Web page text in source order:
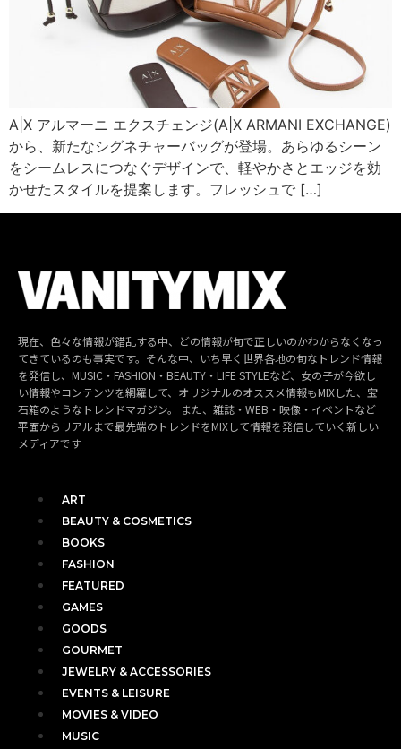
A|X アルマーニ エクスチェンジ(A|X ARMANI EXCHANGE)
から、新たなシグネチャーバッグが登場。あらゆるシーン
をシームレスにつなぐデザインで、軽やかさとエッジを効
かせたスタイルを提案します。フレッシュで […]
現在、色々な情報が錯乱する中、どの情報が旬で正しいのかわからなくなっ
てきているのも事実です。そんな中、いち早く世界各地の旬なトレンド情報
を発信し、MUSIC・FASHION・BEAUTY・LIFE STYLEなど、女の子が今欲し
い情報やコンテンツを網羅して、オリジナルのオススメ情報もMIXした、宝
石箱のようなトレンドマガジン。 また、雑誌・WEB・映像・イベントなど
平面からリアルまで最先端のトレンドをMIXして情報を発信していく新しい
メディアです
ART
BEAUTY & COSMETICS
BOOKS
FASHION
FEATURED
GAMES
GOODS
GOURMET
JEWELRY & ACCESSORIES
EVENTS & LEISURE
MOVIES & VIDEO
MUSIC